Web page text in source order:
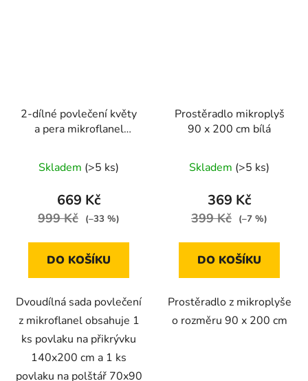
2-dílné povlečení květy
a pera mikroflanel
jednu postel
Skladem (>5 ks)
669 Kč
999 Kč (–33 %)
DO KOŠÍKU
Dvoudílná sada povlečení
z mikroflanel obsahuje 1
ks povlaku na přikrývku
140x200 cm a 1 ks
povlaku na polštář 70x90
Prostěradlo mikroplyš
90 x 200 cm bílá
Skladem (>5 ks)
369 Kč
399 Kč (–7 %)
DO KOŠÍKU
Prostěradlo z mikroplyše
o rozměru 90 x 200 cm